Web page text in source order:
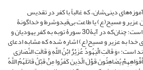
دینی‌شان، که غالباً با کفر در تقدیس
عزیر و مسیح(ع) یا طاعت بی‌قیدوشرط و خداگونۀ
احبار و رهبان و مسیح همراه است؛ چنان‌که در آیۀ30 سورۀ توبه به کفر یهودیان و
خدا به عزیر و مسیح(ع) اشاره شده که مشابه ادعای
«وَ قَالَتِ الْیَهُودُ عُزَیْرٌ ابْنُ اللَّهِ وَ قَالَتِ النَّصَارَى
یُضَاهِئُونَ قَوْلَ الَّذِینَ کَفَرُوا مِنْ قَبْلُ قَاتَلَهُمُ اللَّهُ